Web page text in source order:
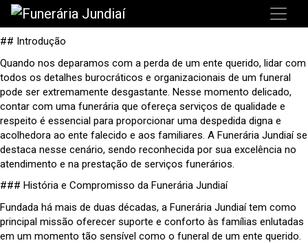
## Introdução
Quando nos deparamos com a perda de um ente querido, lidar com
todos os detalhes burocráticos e organizacionais de um funeral
pode ser extremamente desgastante. Nesse momento delicado,
contar com uma funerária que ofereça serviços de qualidade e
respeito é essencial para proporcionar uma despedida digna e
acolhedora ao ente falecido e aos familiares. A Funerária Jundiaí se
destaca nesse cenário, sendo reconhecida por sua excelência no
atendimento e na prestação de serviços funerários.
### História e Compromisso da Funerária Jundiaí
Fundada há mais de duas décadas, a Funerária Jundiaí tem como
principal missão oferecer suporte e conforto às famílias enlutadas
em um momento tão sensível como o funeral de um ente querido.